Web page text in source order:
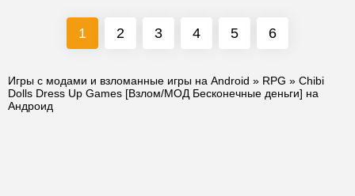
1 2 3 4 5 6
Игры с модами и взломанные игры на Android » RPG » Chibi
Dolls Dress Up Games [Взлом/МОД Бесконечные деньги] на
Андроид